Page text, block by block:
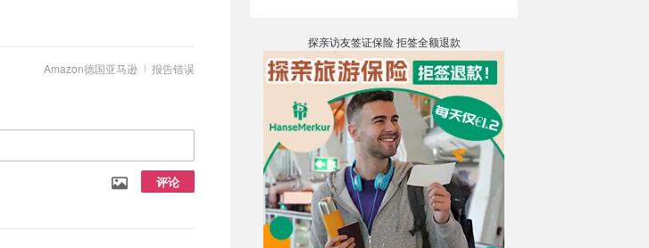
报告错误
Amazon德国亚马逊
评论
探亲访友签证保险 拒签全额退款